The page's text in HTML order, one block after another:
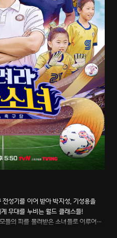
성기를 이어 받아 박지성, 기성용을
무대를 누비는 월드 클래스들!
들의 피를 물려받은 소녀들로 이루어진
어져도 일어나는 될성부른 떡잎들의